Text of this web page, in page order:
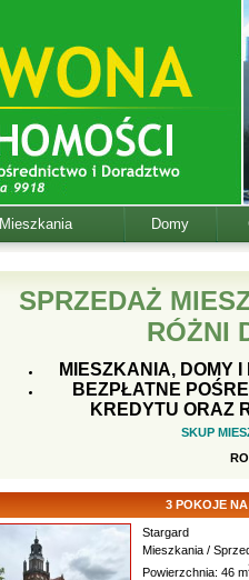
Mieszkania Domy
SPRZEDAŻ
RÓŻNI
MIESZKANIA, DOMY
BEZPŁATNE
KREDYTU ORAZ
SKUP
3 POKOJE
Stargard
Mieszkania /
Powierzchnia: 46 m